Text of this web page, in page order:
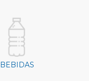
BEBIDAS